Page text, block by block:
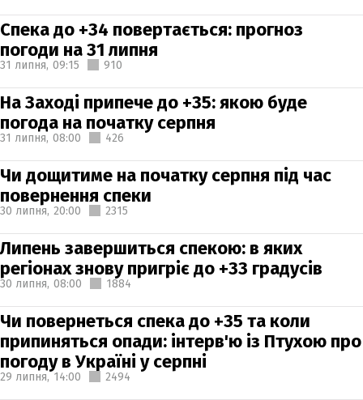
Спека до +34 повертається: прогноз
погоди на 31 липня
31 липня, 09:15 910
На Заході припече до +35: якою буде
погода на початку серпня
31 липня, 08:00 426
Чи дощитиме на початку серпня під час
повернення спеки
30 липня, 20:00 2315
Липень завершиться спекою: в яких
регіонах знову пригріє до +33 градусів
30 липня, 08:00 1884
Чи повернеться спека до +35 та коли
припиняться опади: інтерв'ю із Птухою про
погоду в Україні у серпні
29 липня, 14:00 2494